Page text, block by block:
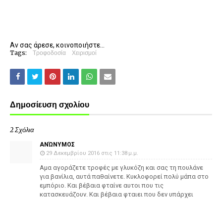
Αν σας άρεσε, κοινοποιήστε...
Tags: Τροφοδοσία Χειρισμοί
Δημοσίευση σχολίου
2 Σχόλια
ΑΝΏΝΥΜΟΣ
29 Δεκεμβρίου 2016 στις 11:38 μ.μ.
Αμα αγοράζετε τροφές με γλυκόζη και σας τη πουλάνε
για βανίλια, αυτά παθαίνετε. Κυκλοφορεί πολύ μάπα στο
εμπόριο. Και βέβαια φταίνε αυτοι που τις
κατασκευάζουν. Και βέβαια φταιει που δεν υπάρχει